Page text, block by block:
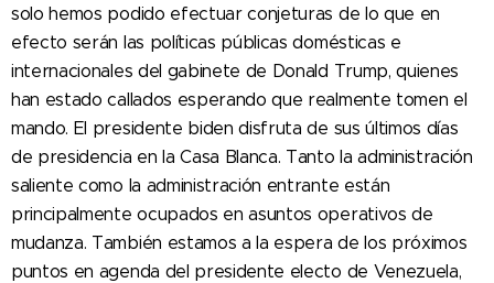
solo hemos podido efectuar conjeturas de lo que en
efecto serán las políticas públicas domésticas e
internacionales del gabinete de Donald Trump, quienes
han estado callados esperando que realmente tomen el
mando. El presidente biden disfruta de sus últimos días
de presidencia en la Casa Blanca. Tanto la administración
saliente como la administración entrante están
principalmente ocupados en asuntos operativos de
mudanza. También estamos a la espera de los próximos
puntos en agenda del presidente electo de Venezuela,